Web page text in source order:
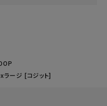
ラージ [コジット]